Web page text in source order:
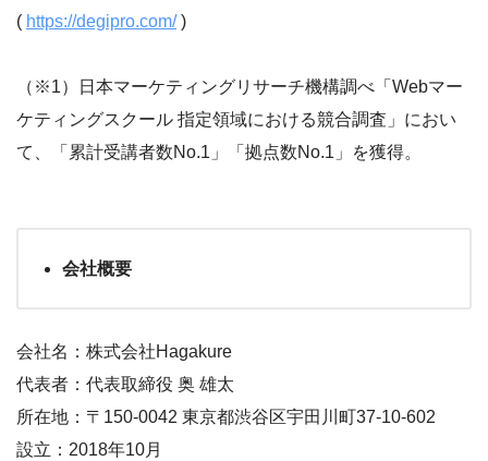
( https://degipro.com/)
（※1）日本マーケティングリサーチ機構調べ「Webマー
ケティングスクール 指定領域における競合調査」におい
て、「累計受講者数No.1」「拠点数No.1」を獲得。
会社概要
会社名：株式会社Hagakure
代表者：代表取締役 奥 雄太
所在地：〒150-0042 東京都渋谷区宇田川町37-10-602
設立：2018年10月